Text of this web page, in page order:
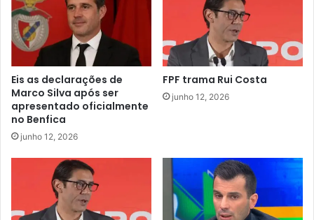
Eis as declarações de
Marco Silva após ser
apresentado oficialmente
no Benfica
junho 12, 2026
FPF trama Rui Costa
junho 12, 2026